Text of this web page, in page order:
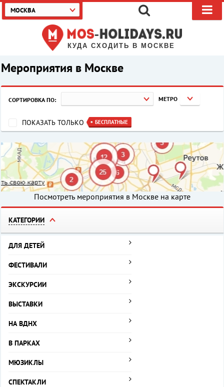
КУДА СХОДИТЬ В МОСКВЕ
МОСКВА
Мероприятия в Москве
СОРТИРОВКА ПО: МЕТРО
ПОКАЗАТЬ ТОЛЬКО БЕСПЛАТНЫЕ
Посмотреть мероприятия в Москве на карте
КАТЕГОРИИ
ДЛЯ ДЕТЕЙ
ФЕСТИВАЛИ
ЭКСКУРСИИ
ВЫСТАВКИ
НА ВДНХ
В ПАРКАХ
МЮЗИКЛЫ
СПЕКТАКЛИ